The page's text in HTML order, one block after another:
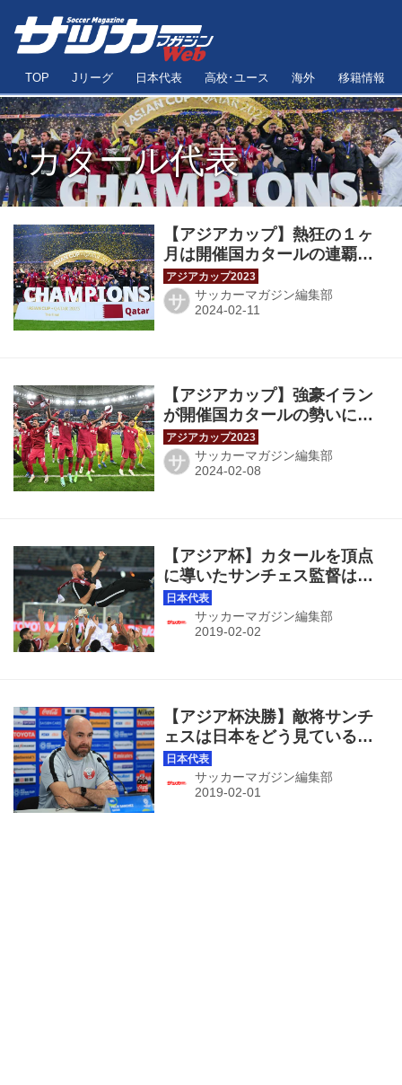
TOP Jリーグ 日本代表 高校･ユース 海外 移籍情報
カタール代表
【アジアカップ】熱狂の１ヶ
月は開催国カタールの連覇で
幕！ アフィーフのＰＫ３発
でヨルダンを下す◎決勝
サ サッカーマガジン編集部
【アジアカップ】強豪イラン
が開催国カタールの勢いに飲
まれる！ 決勝カードは前回
王者のカタール対初進出のヨ
ルダンに決定！
サ サッカーマガジン編集部
【アジア杯】カタールを頂点
に導いたサンチェス監督は何
を語ったか？
サッカーマガジン編集部
【アジア杯決勝】敵将サンチ
ェスは日本をどう見ている
か？
サッカーマガジン編集部